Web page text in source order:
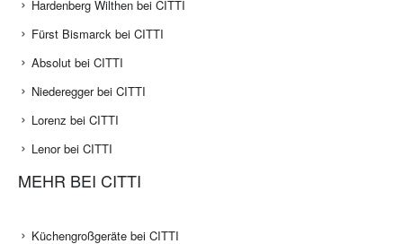
Hardenberg Wilthen bei CITTI
Fürst Bismarck bei CITTI
Absolut bei CITTI
Niederegger bei CITTI
Lorenz bei CITTI
Lenor bei CITTI
MEHR BEI CITTI
Küchengroßgeräte bei CITTI